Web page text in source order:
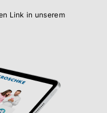
Link in unserem